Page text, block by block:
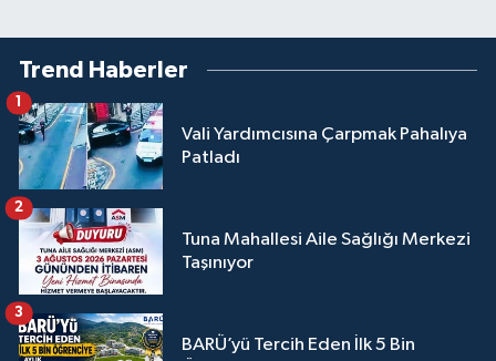
Trend Haberler
Vali Yardımcısına Çarpmak Pahalıya
Patladı
1
Tuna Mahallesi Aile Sağlığı Merkezi
Taşınıyor
2
BARÜ’yü Tercih Eden İlk 5 Bin
3